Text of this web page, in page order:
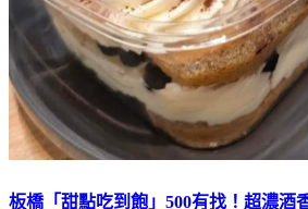
板橋「甜點吃到飽」500有找！超濃